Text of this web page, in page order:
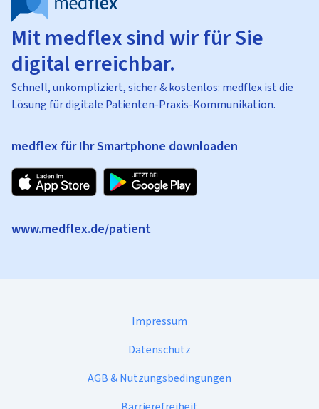
Mit medflex sind wir für Sie
digital erreichbar.
Schnell, unkompliziert, sicher & kostenlos: medflex ist die
Lösung für digitale Patienten-Praxis-Kommunikation.
medflex für Ihr Smartphone downloaden
www.medflex.de/patient
Impressum
Datenschutz
AGB & Nutzungsbedingungen